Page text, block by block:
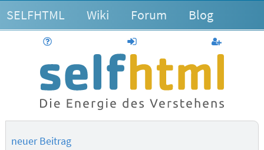
SELFHTML Wiki Forum Blog
anmelden
neuer Beitrag